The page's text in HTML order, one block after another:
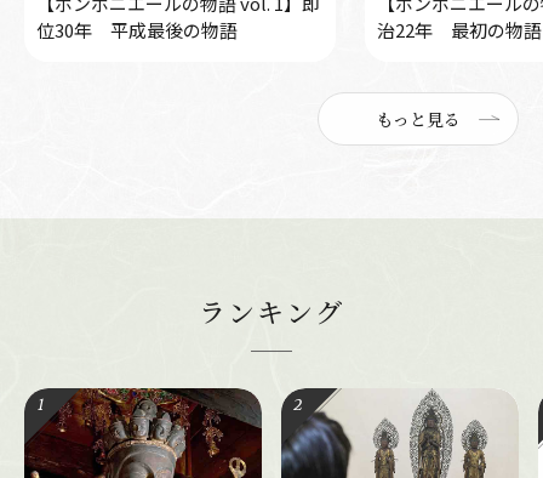
位30年 平成最後の物語
治22年 最初の物語
もっと見る
ランキング